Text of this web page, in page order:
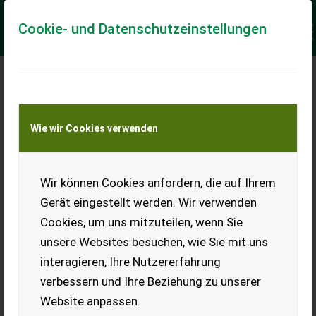
Cookie- und Datenschutzeinstellungen
Wie wir Cookies verwenden
Wir können Cookies anfordern, die auf Ihrem
Gerät eingestellt werden. Wir verwenden
Cookies, um uns mitzuteilen, wenn Sie
unsere Websites besuchen, wie Sie mit uns
interagieren, Ihre Nutzererfahrung
verbessern und Ihre Beziehung zu unserer
Website anpassen.
Keine Anfrage Möglich!
Jetzt Finanzierungsangebot
anfordern
unverbindlich & kostenlos!
Finanzierungsbetrag*